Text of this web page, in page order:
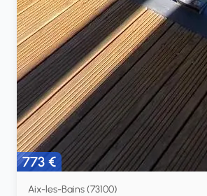
773 €
Aix-les-Bains (73100)